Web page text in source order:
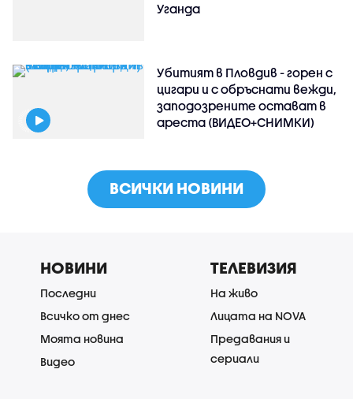
Уганда
Убитият в Пловдив - горен с
цигари и с обръснати вежди,
заподозрените остават в
ареста (ВИДЕО+СНИМКИ)
ВСИЧКИ НОВИНИ
НОВИНИ
Последни
Всичко от днес
Моята новина
Видео
ТЕЛЕВИЗИЯ
На живо
Лицата на NOVA
Предавания и
сериали